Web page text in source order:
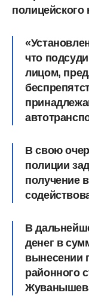
полицейского
что
лицом,
В свою
полиции
получение
В
денег в
вынесении
районного